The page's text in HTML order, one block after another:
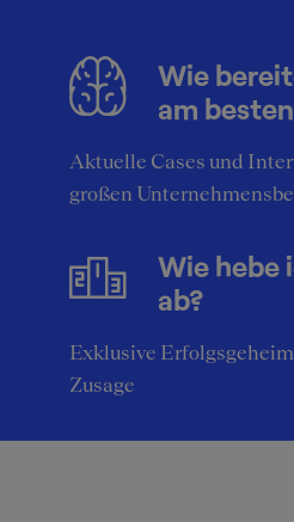
während der Sommermonate
nicht so viel zu tun ist. Im
muß man zwar länger
viel bessere Einblicke, u.a.
die Teilnahme an Recruiting -
Monaten Oktober/ November
stattfinden.
Wie
am
Aktuelle Cases und
großen
Wie hebe
ab?
Exklusive
Zusage